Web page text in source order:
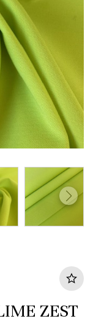
ZEST